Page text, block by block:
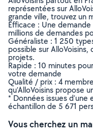
représentées sur
grande ville, trouvez un
Efficace : Une
millions de demandes
Généraliste : 1 250
possible sur
projets.
Rapide : 10 minutes
votre demande
Qualité / prix : 4
qu’AlloVoisins propose
* Données issues d’une
échantillon de 5 671
Vous cherchez un